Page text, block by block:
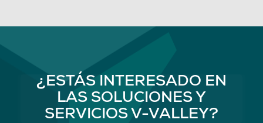
¿ESTÁS INTERESADO EN
LAS SOLUCIONES Y
SERVICIOS V-VALLEY?